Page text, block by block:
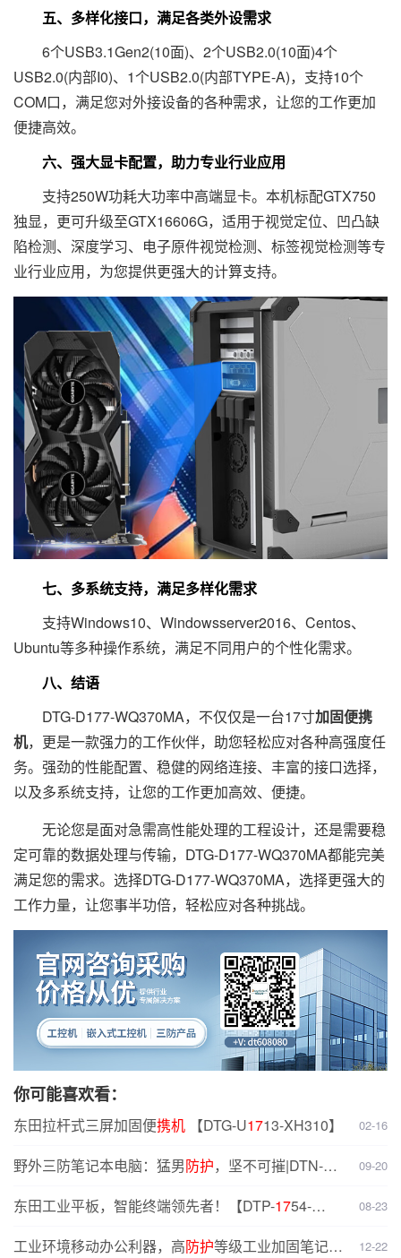
五、多样化接口，满足各类外设需求
6个USB3.1Gen2(10面)、2个USB2.0(10面)4个
USB2.0(内部I0)、1个USB2.0(内部TYPE-A)，支持10个
COM口，满足您对外接设备的各种需求，让您的工作更加
便捷高效。
六、强大显卡配置，助力专业行业应用
支持250W功耗大功率中高端显卡。本机标配GTX750
独显，更可升级至GTX16606G，适用于视觉定位、凹凸缺
陷检测、深度学习、电子原件视觉检测、标签视觉检测等专
业行业应用，为您提供更强大的计算支持。
七、多系统支持，满足多样化需求
支持Windows10、Windowsserver2016、Centos、
Ubuntu等多种操作系统，满足不同用户的个性化需求。
八、结语
DTG-D177-WQ370MA，不仅仅是一台17寸加固便携
机，更是一款强力的工作伙伴，助您轻松应对各种高强度任
务。强劲的性能配置、稳健的网络连接、丰富的接口选择，
以及多系统支持，让您的工作更加高效、便捷。
无论您是面对急需高性能处理的工程设计，还是需要稳
定可靠的数据处理与传输，DTG-D177-WQ370MA都能完美
满足您的需求。选择DTG-D177-WQ370MA，选择更强大的
工作力量，让您事半功倍，轻松应对各种挑战。
你可能喜欢看：
东田拉杆式三屏加固便携机 【DTG-U1713-XH310】 02-16
野外三防笔记本电脑：猛男防护，坚不可摧|DTN-
09-20
东田工业平板，智能终端领先者！【DTP-1754-
08-23
工业环境移动办公利器，高防护等级工业加固笔记本
12-22